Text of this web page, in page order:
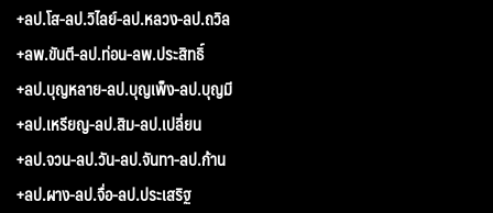
+ลป.โส-ลป.วิไลย์-ลป.หลวง-ลป.ถวิล
+ลพ.ขันตี-ลป.ท่อน-ลพ.ประสิทธิ์
+ลป.บุญหลาย-ลป.บุญเพ็ง-ลป.บุญมี
+ลป.เหรียญ-ลป.สิม-ลป.เปลี่ยน
+ลป.จวน-ลป.วัน-ลป.จันทา-ลป.ก้าน
+ลป.ผาง-ลป.จื่อ-ลป.ประเสริฐ